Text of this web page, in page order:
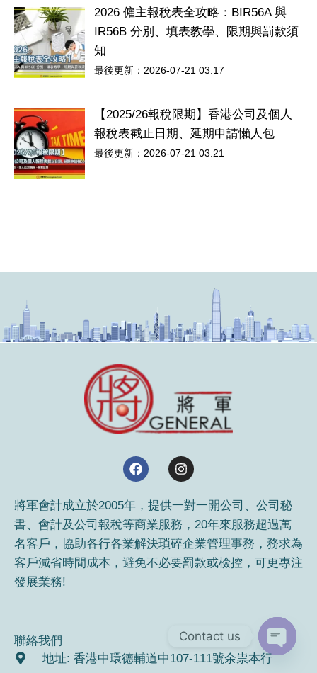
2026 僱主報稅表全攻略：BIR56A 與
IR56B 分別、填表教學、限期與罰款須
知
最後更新：2026-07-21 03:17
【2025/26報稅限期】香港公司及個人
報稅表截止日期、延期申請懶人包
最後更新：2026-07-21 03:21
F
a
e
b
o
o
k
I
n
a
g
r
a
m
將軍會計成立於2005年，提供一對一開公司、公司秘
書、會計及公司報稅等商業服務，20年來服務超過萬
名客戶，協助各行各業解決瑣碎企業管理事務，務求為
客戶減省時間成本，避免不必要罰款或檢控，可更專注
發展業務!
聯絡我們
地址: 香港中環德輔道中107-111號余祟本行
Contact us